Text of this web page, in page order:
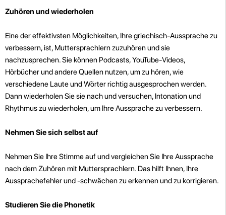
Zuhören und wiederholen
Eine der effektivsten Möglichkeiten, Ihre griechisch-Aussprache zu
verbessern, ist, Muttersprachlern zuzuhören und sie
nachzusprechen. Sie können Podcasts, YouTube-Videos,
Hörbücher und andere Quellen nutzen, um zu hören, wie
verschiedene Laute und Wörter richtig ausgesprochen werden.
Dann wiederholen Sie sie nach und versuchen, Intonation und
Rhythmus zu wiederholen, um Ihre Aussprache zu verbessern.
Nehmen Sie sich selbst auf
Nehmen Sie Ihre Stimme auf und vergleichen Sie Ihre Aussprache
nach dem Zuhören mit Muttersprachlern. Das hilft Ihnen, Ihre
Aussprachefehler und -schwächen zu erkennen und zu korrigieren.
Studieren Sie die Phonetik